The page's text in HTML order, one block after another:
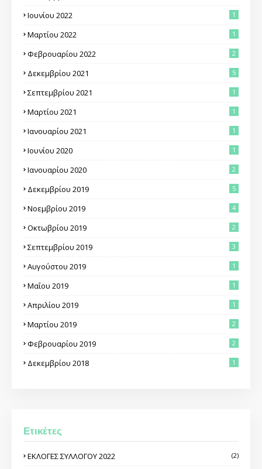
Ιουνίου 2022 1
Μαρτίου 2022 1
Φεβρουαρίου 2022 2
Δεκεμβρίου 2021 5
Σεπτεμβρίου 2021 1
Μαρτίου 2021 1
Ιανουαρίου 2021 1
Ιουνίου 2020 1
Ιανουαρίου 2020 2
Δεκεμβρίου 2019 5
Νοεμβρίου 2019 4
Οκτωβρίου 2019 2
Σεπτεμβρίου 2019 3
Αυγούστου 2019 1
Μαΐου 2019 1
Απριλίου 2019 1
Μαρτίου 2019 2
Φεβρουαρίου 2019 2
Δεκεμβρίου 2018 1
Ετικέτες
ΕΚΛΟΓΕΣ ΣΥΛΛΟΓΟΥ 2022 (2)